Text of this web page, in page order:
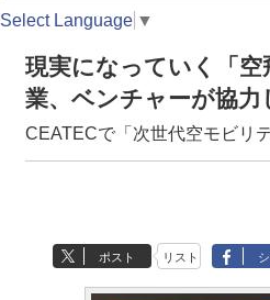
Select Language ▼
現実になっていく「
業、ベンチャーが協力
CEATECで「次世代空モビリ
ポスト リスト